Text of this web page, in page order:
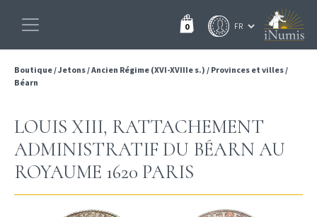
0
Boutique/Jetons/Ancien Régime (XVI-XVIIIe s.) / Provinces et villes/
Béarn
LOUIS XIII, RATTACHEMENT
ADMINISTRATIF DU BÉARN AU
ROYAUME 1620 PARIS